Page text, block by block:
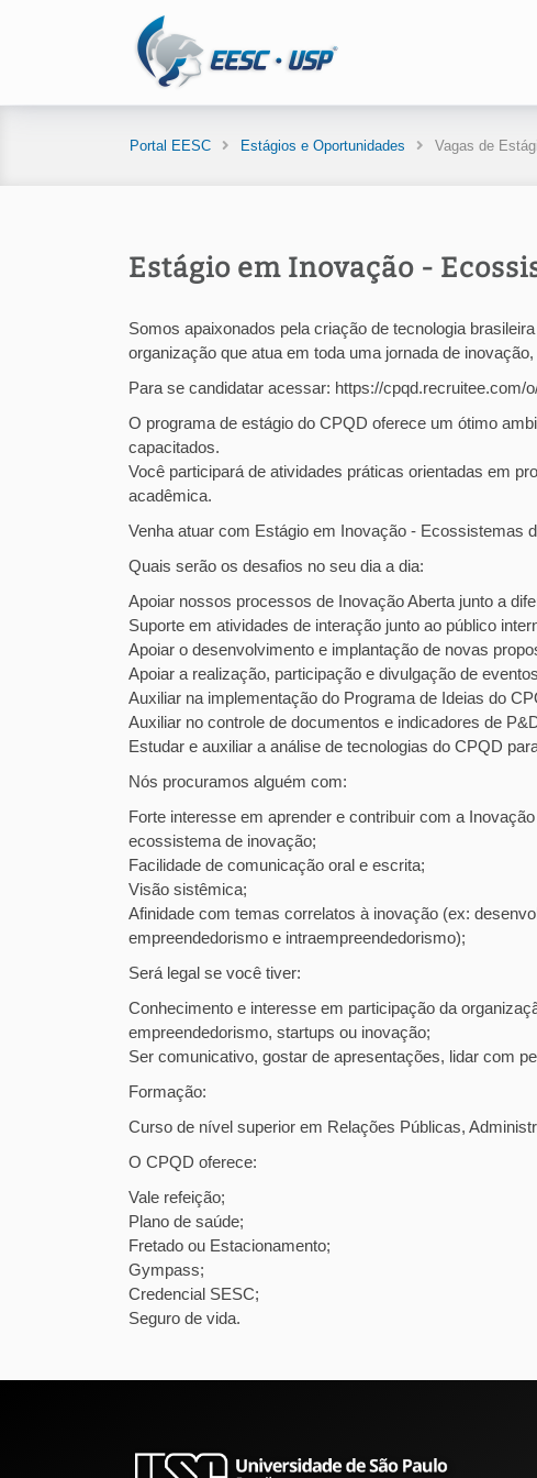
Portal EESC Estágios e Oportunidades Vagas de
Estágio em Inovação -
Somos apaixonados pela criação de tecnologia
organização que atua em toda uma jornada de
Para se candidatar acessar: https://
O programa de estágio do CPQD oferece um ótimo
capacitados.
Você participará de atividades práticas orientadas em
acadêmica.
Venha atuar com Estágio em Inovação - Ecossistemas
Quais serão os desafios no seu dia a dia:
Apoiar nossos processos de Inovação Aberta junto a
Suporte em atividades de interação junto ao público
Apoiar o desenvolvimento e implantação de novas
Apoiar a realização, participação e divulgação de
Auxiliar na implementação do Programa de Ideias do
Auxiliar no controle de documentos e indicadores de
Estudar e auxiliar a análise de tecnologias do CPQD
Nós procuramos alguém com:
Forte interesse em aprender e contribuir com a
ecossistema de inovação;
Facilidade de comunicação oral e escrita;
Visão sistêmica;
Afinidade com temas correlatos à inovação (ex:
empreendedorismo e intraempreendedorismo);
Será legal se você tiver:
Conhecimento e interesse em participação da
empreendedorismo, startups ou inovação;
Ser comunicativo, gostar de apresentações, lidar com
Formação:
Curso de nível superior em Relações Públicas,
O CPQD oferece:
Vale refeição;
Plano de saúde;
Fretado ou Estacionamento;
Gympass;
Credencial SESC;
Seguro de vida.